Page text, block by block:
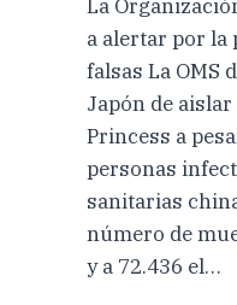
La
a alertar por
falsas La OMS
Japón de
Princess a
personas
sanitarias
número de
y a 72.436 el…